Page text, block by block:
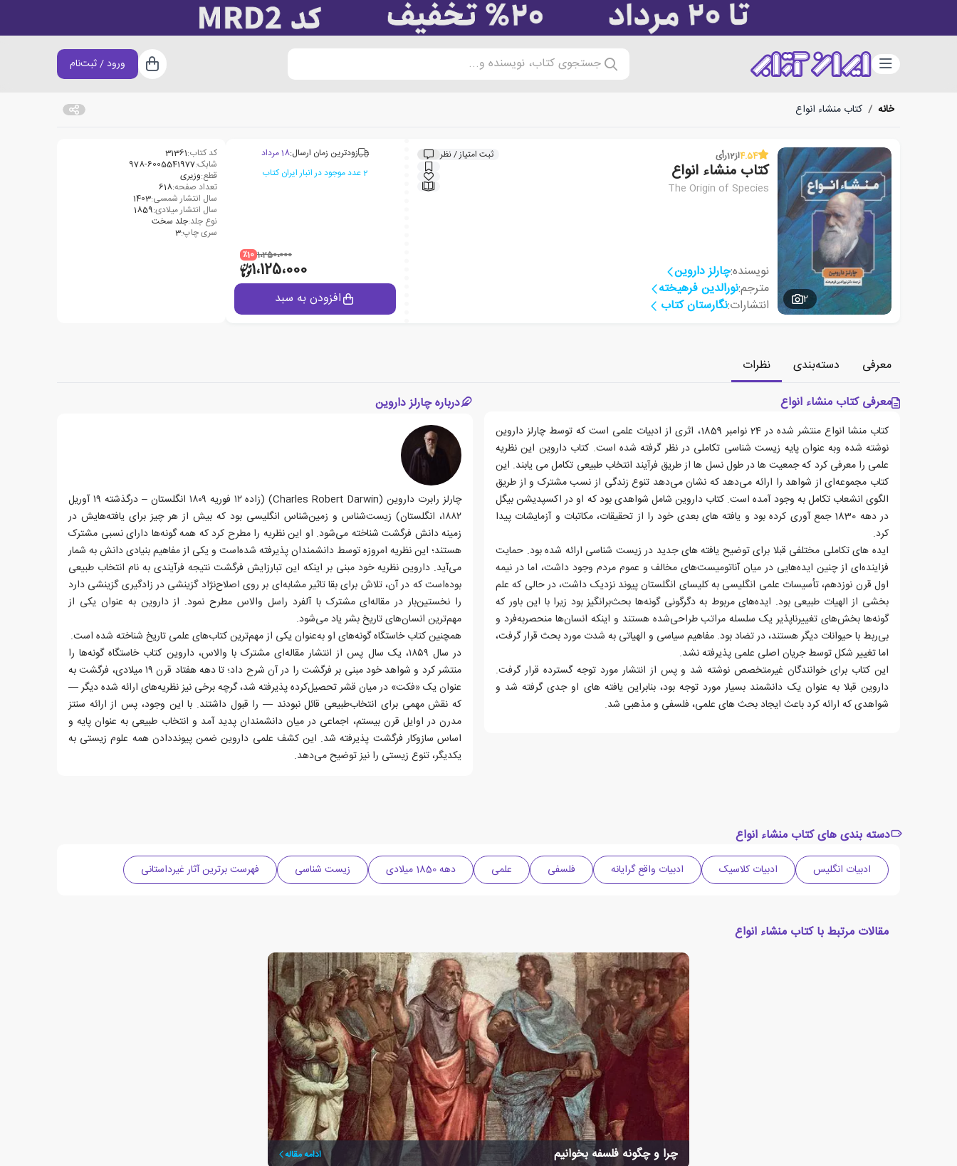
دسته‌بندی جستجوی کتاب، نویسنده و... سبد خرید
ورود / ثبت‌نام
خانه / کتاب منشاء انواع
2
4.54از12رأی ثبت امتیاز / نظر
کتاب منشاء انواع
The Origin of Species
نویسنده:چارلز داروین
مترجم:نورالدین فرهیخته
انتشارات:نگارستان کتاب
زودترین زمان ارسال:18 مرداد
2 عدد موجود در انبار ایران کتاب
1،250،000 ٪10
1،125،000
افزودن به سبد
کد کتاب:31361
شابک:978-6005541977
قطع:وزیری
تعداد صفحه:618
سال انتشار شمسی:1403
سال انتشار میلادی:1859
نوع جلد:جلد سخت
سری چاپ:3
معرفی دسته‌بندی
نظرات
معرفی کتاب منشاء انواع
کتاب منشا انواع منتشر شده در 24 نوامبر 1859، اثری از ادبیات علمی است که توسط چارلز داروین
نوشته شده وبه عنوان پایه زیست شناسی تکاملی در نظر گرفته شده است. کتاب داروین این نظریه
علمی را معرفی کرد که جمعیت ها در طول نسل ها از طریق فرآیند انتخاب طبیعی تکامل می یابند. این
کتاب مجموعه‌ای از شواهد را ارائه می‌دهد که نشان می‌دهد تنوع زندگی از نسب مشترک و از طریق
الگوی انشعاب تکامل به وجود آمده است. کتاب داروین شامل شواهدی بود که او در اکسپدیشن بیگل
در دهه 1830 جمع آوری کرده بود و یافته های بعدی خود را از تحقیقات، مکاتبات و آزمایشات پیدا
کرد.
ایده های تکاملی مختلفی قبلا برای توضیح یافته های جدید در زیست شناسی ارائه شده بود. حمایت
فزاینده‌ای از چنین ایده‌هایی در میان آناتومیست‌های مخالف و عموم مردم وجود داشت، اما در نیمه
اول قرن نوزدهم، تأسیسات علمی انگلیسی به کلیسای انگلستان پیوند نزدیک داشت، در حالی که علم
بخشی از الهیات طبیعی بود. ایده‌های مربوط به دگرگونی گونه‌ها بحث‌برانگیز بود زیرا با این باور که
گونه‌ها بخش‌های تغییرناپذیر یک سلسله مراتب طراحی‌شده هستند و اینکه انسان‌ها منحصربه‌فرد و
بی‌ربط با حیوانات دیگر هستند، در تضاد بود. مفاهیم سیاسی و الهیاتی به شدت مورد بحث قرار گرفت،
اما تغییر شکل توسط جریان اصلی علمی پذیرفته نشد.
این کتاب برای خوانندگان غیرمتخصص نوشته شد و پس از انتشار مورد توجه گسترده قرار گرفت.
داروین قبلا به عنوان یک دانشمند بسیار مورد توجه بود، بنابراین یافته های او جدی گرفته شد و
شواهدی که ارائه کرد باعث ایجاد بحث های علمی، فلسفی و مذهبی شد.
درباره چارلز داروین
چارلز رابرت داروین (Charles Robert Darwin) (زاده ۱۲ فوریه ۱۸۰۹ انگلستان – درگذشته ۱۹ آوریل
۱۸۸۲، انگلستان) زیست‌شناس و زمین‌شناس انگلیسی بود که بیش از هر چیز برای یافته‌هایش در
زمینه دانش فرگشت شناخته می‌شود. او این نظریه را مطرح کرد که همه گونه‌ها دارای نسبی مشترک
هستند؛ این نظریه امروزه توسط دانشمندان پذیرفته شده‌است و یکی از مفاهیم بنیادی دانش به شمار
می‌آید. داروین نظریه خود مبنی بر اینکه این تبارزایش فرگشت نتیجه فرآیندی به نام انتخاب طبیعی
بوده‌است که در آن، تلاش برای بقا تاثیر مشابه‌ای بر روی اصلاح‌نژاد گزینشی در زادگیری گزینشی دارد
را نخستین‌بار در مقاله‌ای مشترک با آلفرد راسل والاس مطرح نمود. از داروین به عنوان یکی از
مهم‌ترین انسان‌های تاریخ بشر یاد می‌شود.
همچنین کتاب خاستگاه گونه‌های او به‌عنوان یکی از مهم‌ترین کتاب‌های علمی تاریخ شناخته شده است.
در سال ۱۸۵۹، یک سال پس از انتشار مقاله‌ای مشترک با والاس، داروین کتاب خاستگاه گونه‌ها را
منتشر کرد و شواهد خود مبنی بر فرگشت را در آن شرح داد؛ تا دهه هفتاد قرن ۱۹ میلادی، فرگشت به
عنوان یک «فکت» در میان قشر تحصیل‌کرده پذیرفته شد، گرچه برخی نیز نظریه‌های ارائه شده دیگر —
که نقش مهمی برای انتخاب‌طبیعی قائل نبودند — را قبول داشتند. با این وجود، پس از ارائه سنتز
مدرن در اوایل قرن بیستم، اجماعی در میان دانشمندان پدید آمد و انتخاب طبیعی به عنوان پایه و
اساس سازوکار فرگشت پذیرفته شد. این کشف علمی داروین ضمن پیونددادن همه علوم زیستی به
یکدیگر، تنوع زیستی را نیز توضیح می‌دهد.
دسته بندی های کتاب منشاء انواع
ادبیات انگلیس ادبیات کلاسیک ادبیات واقع گرایانه فلسفی علمی دهه 1850 میلادی زیست شناسی فهرست برترین آثار غیرداستانی
مقالات مرتبط با کتاب منشاء انواع
چرا و چگونه فلسفه بخوانیم ادامه مقاله